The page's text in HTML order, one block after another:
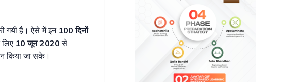
गयी है। ऐसे में इन 100दिनों
10जून2020से
किया जा सके।